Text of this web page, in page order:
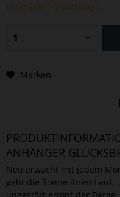
Lieferzeit 1-3 Werktage
Merken
ANHÄNGER
Neu erwacht mit jedem
geht die Sonne ihren Lauf,